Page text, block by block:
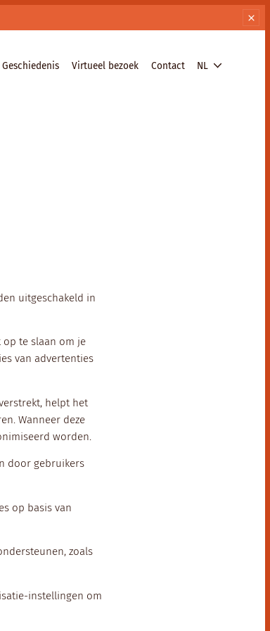
Geschiedenis Virtueel bezoek Contact NL
uitgeschakeld in
te slaan om je
van advertenties
helpt het
Wanneer deze
worden.
door gebruikers
op basis van
zoals
instellingen om